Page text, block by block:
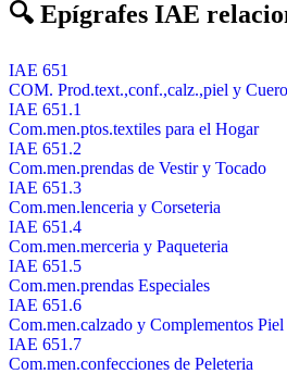
🔍 Epígrafes IAE
IAE 651
COM. Prod.text.,conf.,calz.,piel y Cuero
IAE 651.1
Com.men.ptos.textiles para el Hogar
IAE 651.2
Com.men.prendas de Vestir y Tocado
IAE 651.3
Com.men.lenceria y Corseteria
IAE 651.4
Com.men.merceria y Paqueteria
IAE 651.5
Com.men.prendas Especiales
IAE 651.6
Com.men.calzado y Complementos Piel
IAE 651.7
Com.men.confecciones de Peleteria